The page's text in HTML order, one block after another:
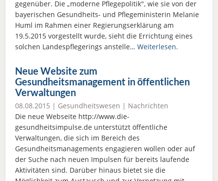
gegenüber. Die „moderne Pflegepolitik", wie sie von der
bayerischen Gesundheits- und Pflegeministerin Melanie
Huml im Rahmen einer Regierungserklärung am
19.5.2015 vorgestellt wurde, sieht die Errichtung eines
solchen Landespflegerings anstelle… Weiterlesen.
Neue Website zum
Gesundheitsmanagement in öffentlichen
Verwaltungen
08.08.2015 | Gesundheitswesen | Nachrichten
Die neue Webseite http://www.die-
gesundheitsimpulse.de unterstützt öffentliche
Verwaltungen, die sich im Bereich des
Gesundheitsmanagements engagieren wollen oder auf
der Suche nach neuen Impulsen für bereits laufende
Aktivitäten sind. Darüber hinaus bietet sie die